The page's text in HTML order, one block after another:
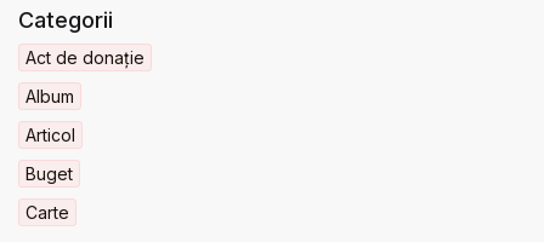
Categorii
Act de donație
Album
Articol
Buget
Carte